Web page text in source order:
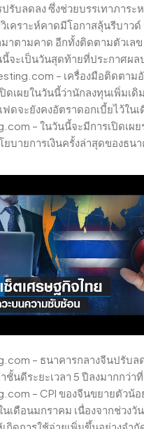
รับลดลง ซึ่งช่วยบรรเทาภาระ
เคราะห์คาดมีโอกาสลุ้นรีบาวด์
มาตามคาด อีกทั้งติดตามตัวเลข
นี้จะเป็นวันสุดท้ายที่ประกาศผล
– เครื่องมือติดตาม
ดเผยในวันนี้ว่านักลงทุนเพิ่มเ
ดจะยังคงอัตราดอกเบี้ยไว้ในเ
– ในวันนี้จะมีการเปิดเผย
บายการเงินครั้งล่าสุดของธนา
– ธนาคารกลางจีนปรับล
ชั้นดีระยะเวลา 5 ปีลงมากกว่า
– CPI ของจีนขยายตัวน้
เดือนมกราคม เนื่องจากช่วงวั